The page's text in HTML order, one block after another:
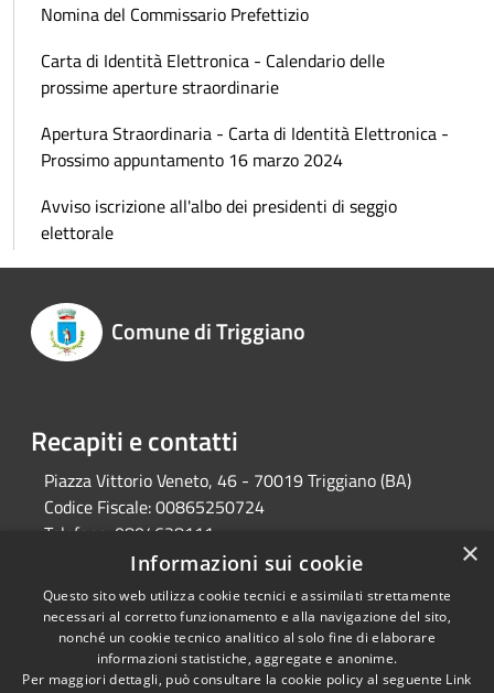
Nomina del Commissario Prefettizio
Carta di Identità Elettronica - Calendario delle
prossime aperture straordinarie
Apertura Straordinaria - Carta di Identità Elettronica -
Prossimo appuntamento 16 marzo 2024
Avviso iscrizione all'albo dei presidenti di seggio
elettorale
Comune di Triggiano
Recapiti e contatti
Piazza Vittorio Veneto, 46 - 70019 Triggiano (BA)
Codice Fiscale:00865250724
Telefono: 0804628111
protocollo@pec.comune.triggiano.ba.it
Accessibilità
Copyright © 2026 • Comune di
Triggiano • Powered by
×
Informazioni sui cookie
Questo sito web utilizza cookie tecnici e assimilati strettamente
necessari al corretto funzionamento e alla navigazione del sito,
nonché un cookie tecnico analitico al solo fine di elaborare
informazioni statistiche, aggregate e anonime.
Per maggiori dettagli, può consultare la cookie policy al seguente Link